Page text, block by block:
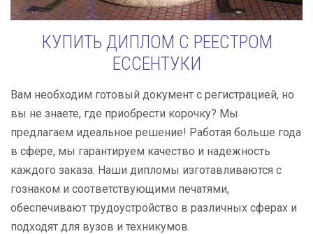
КУПИТЬ ДИПЛОМ С РЕЕСТРОМ
ЕССЕНТУКИ
Вам необходим готовый документ с регистрацией, но
вы не знаете, где приобрести корочку? Мы
предлагаем идеальное решение! Работая больше года
в сфере, мы гарантируем качество и надежность
каждого заказа. Наши дипломы изготавливаются с
гознаком и соответствующими печатями,
обеспечивают трудоустройство в различных сферах и
подходят для вузов и техникумов.